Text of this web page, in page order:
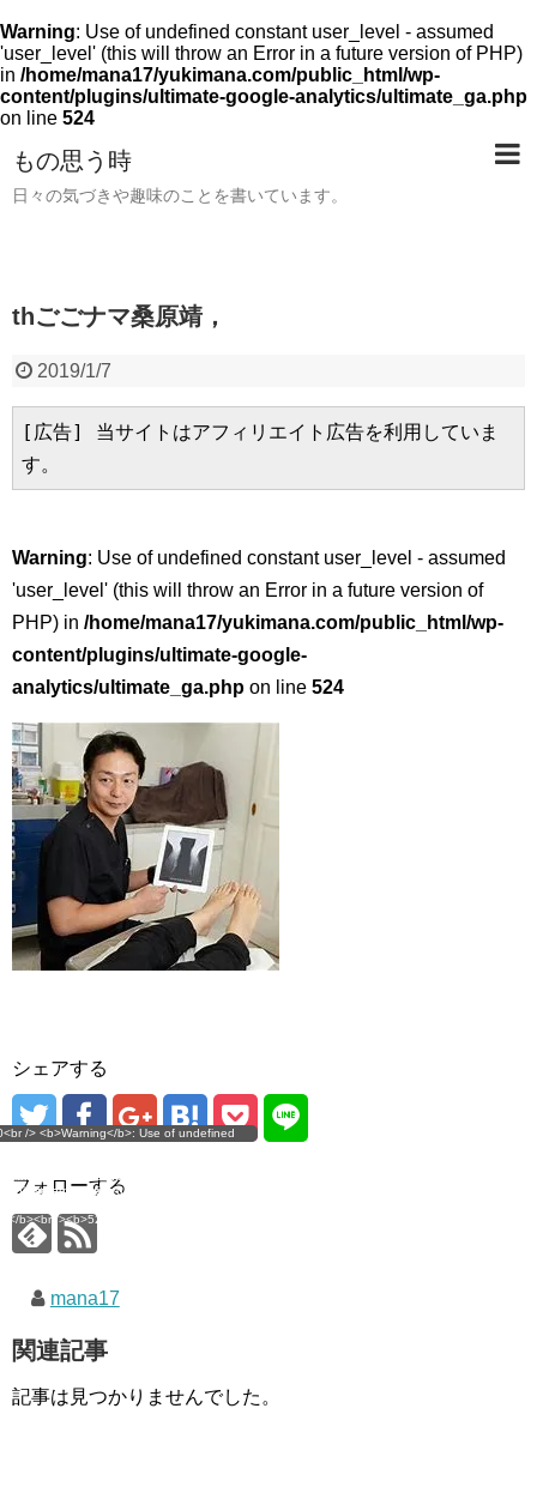
Warning: Use of undefined constant user_level - assumed
'user_level' (this will throw an Error in a future version of PHP)
in /home/mana17/yukimana.com/public_html/wp-
content/plugins/ultimate-google-analytics/ultimate_ga.php
on line 524
もの思う時
日々の気づきや趣味のことを書いています。
thごごナマ桑原靖，
2019/1/7
[広告] 当サイトはアフィリエイト広告を利用していま
す。
Warning: Use of undefined constant user_level - assumed
'user_level' (this will throw an Error in a future version of
PHP) in /home/mana17/yukimana.com/public_html/wp-
content/plugins/ultimate-google-
analytics/ultimate_ga.php on line 524
シェアする
error
b>: Use of undefined
public_html/wp-
ultimate-google-
b><br />
/> <b>Warning</b>: Use of undefined
mana17/yukimana.com/public_html/wp-
content/plugins/ultimate-google-
<b>524</b><br />
フォローする
mana17
関連記事
記事は見つかりませんでした。